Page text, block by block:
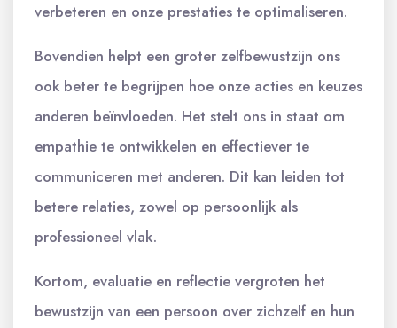
verbeteren en onze prestaties te optimaliseren.
Bovendien helpt een groter zelfbewustzijn ons
ook beter te begrijpen hoe onze acties en keuzes
anderen beïnvloeden. Het stelt ons in staat om
empathie te ontwikkelen en effectiever te
communiceren met anderen. Dit kan leiden tot
betere relaties, zowel op persoonlijk als
professioneel vlak.
Kortom, evaluatie en reflectie vergroten het
bewustzijn van een persoon over zichzelf en hun